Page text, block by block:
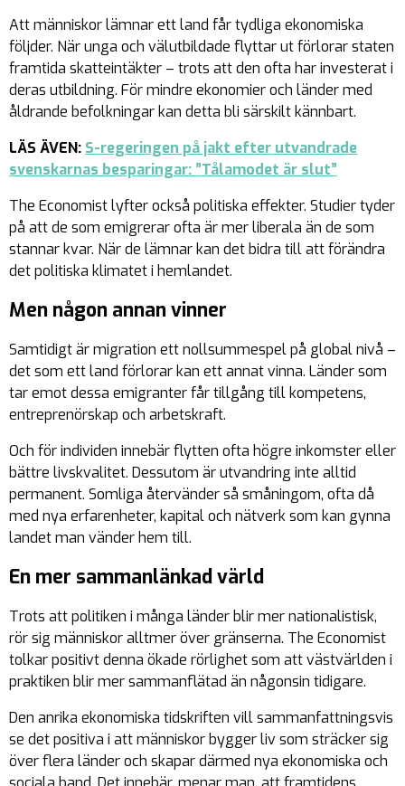
Att människor lämnar ett land får tydliga ekonomiska
följder. När unga och välutbildade flyttar ut förlorar staten
framtida skatteintäkter – trots att den ofta har investerat i
deras utbildning. För mindre ekonomier och länder med
åldrande befolkningar kan detta bli särskilt kännbart.
LÄS ÄVEN: S-regeringen på jakt efter utvandrade
svenskarnas besparingar: ”Tålamodet är slut”
The Economist lyfter också politiska effekter. Studier tyder
på att de som emigrerar ofta är mer liberala än de som
stannar kvar. När de lämnar kan det bidra till att förändra
det politiska klimatet i hemlandet.
Men någon annan vinner
Samtidigt är migration ett nollsummespel på global nivå –
det som ett land förlorar kan ett annat vinna. Länder som
tar emot dessa emigranter får tillgång till kompetens,
entreprenörskap och arbetskraft.
Och för individen innebär flytten ofta högre inkomster eller
bättre livskvalitet. Dessutom är utvandring inte alltid
permanent. Somliga återvänder så småningom, ofta då
med nya erfarenheter, kapital och nätverk som kan gynna
landet man vänder hem till.
En mer sammanlänkad värld
Trots att politiken i många länder blir mer nationalistisk,
rör sig människor alltmer över gränserna. The Economist
tolkar positivt denna ökade rörlighet som att västvärlden i
praktiken blir mer sammanflätad än någonsin tidigare.
Den anrika ekonomiska tidskriften vill sammanfattningsvis
se det positiva i att människor bygger liv som sträcker sig
över flera länder och skapar därmed nya ekonomiska och